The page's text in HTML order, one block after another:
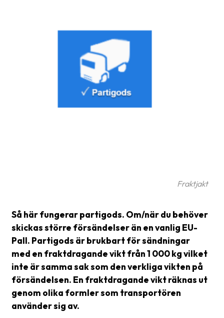
Downloads
Barcode
scanner
Support
About
the
Fraktjakt
Så här fungerar partigods. Om/när du behöver
skickas större försändelser än en vanlig EU-
Pall. Partigods är brukbart för sändningar
med en fraktdragande vikt från 1 000 kg vilket
inte är samma sak som den verkliga vikten på
försändelsen. En fraktdragande vikt räknas ut
genom olika formler som transportören
använder sig av.